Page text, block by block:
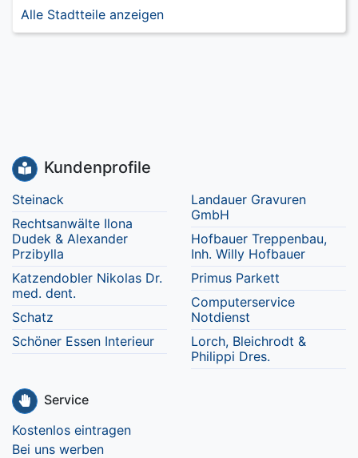
Alle Stadtteile anzeigen
Kundenprofile
Steinack
Rechtsanwälte Ilona
Dudek & Alexander
Przibylla
Katzendobler Nikolas Dr.
med. dent.
Schatz
Schöner Essen Interieur
Landauer Gravuren
GmbH
Hofbauer Treppenbau,
Inh. Willy Hofbauer
Primus Parkett
Computerservice
Notdienst
Lorch, Bleichrodt &
Philippi Dres.
Service
Kostenlos eintragen
Bei uns werben